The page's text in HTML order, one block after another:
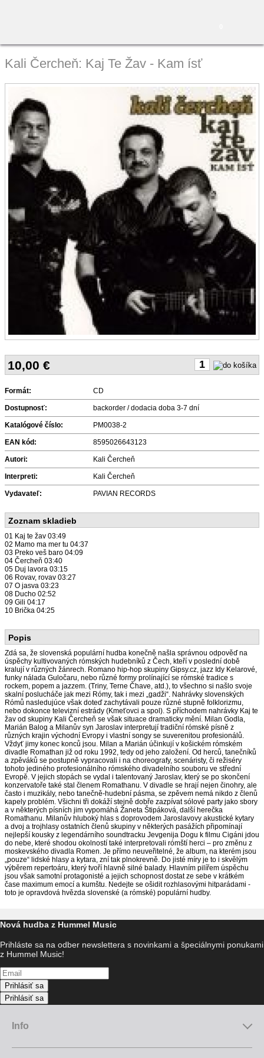
Kali Čercheň: Kaj Te Žav - Kam ísť
10,00 €
Formát: CD
Dostupnosť: backorder / dodacia doba 3-7 dní
Katalógové číslo: PM0038-2
EAN kód: 8595026643123
Autori: Kali Čercheň
Interpreti: Kali Čercheň
Vydavateľ: PAVIAN RECORDS
Zoznam skladieb
01 Kaj te žav 03:49
02 Mamo ma mer tu 04:37
03 Preko veš baro 04:09
04 Čercheň 03:40
05 Duj lavora 03:15
06 Rovav, rovav 03:27
07 O jasva 03:23
08 Ducho 02:52
09 Gili 04:17
10 Brička 04:25
Popis
Zdá sa, že slovenská populární hudba konečně našla správnou odpověď na
úspěchy kultivovaných rómských hudebníků z Čech, kteří v poslední době
kralují v různých žánrech. Romano hip-hop skupiny Gipsy.cz, jazz Idy Kelarové,
funky nálada Guločaru, nebo různé formy prolínající se rómské tradice s
rockem, popem a jazzem. (Triny, Terne Čhave, atd.), to všechno si našlo svoje
skalní poslucháče jak mezi Rómy, tak i mezi „gadži“. Nahrávky slovenských
Rómů nasledujúce však doteď zachytávali pouze různé stupně folklorizmu,
nebo dokonce televizní estrády (Kmeťovci a spol). S příchodem nahrávky Kaj te
žav od skupiny Kali Čercheň se však situace dramaticky mění. Milan Godla,
Marián Balog a Milanův syn Jaroslav interpretují tradiční rómské písně z
různých krajin východní Evropy i vlastní songy se suverenitou profesionálů.
Vždyť jimy konec konců jsou. Milan a Marián účinkují v košickém rómském
divadle Romathan již od roku 1992, tedy od jeho založení. Od herců, tanečníků
a zpěváků se postupně vypracovali i na choreografy, scenáristy, či režiséry
tohoto jediného profesionálního rómského divadelního souboru ve střední
Evropě. V jejich stopách se vydal i talentovaný Jaroslav, který se po skončení
konzervatoře také stal členem Romathanu. V divadle se hrají nejen činohry, ale
často i muzikály, nebo tanečně-hudební pásma, se zpěvem nemá nikdo z členů
kapely problém. Všichni tři dokáží stejně dobře zazpívat sólové party jako sbory
a v některých písních jim vypomáhá Žaneta Štipáková, další herečka
Romathanu. Milanův hluboký hlas s doprovodem Jaroslavovy akustické kytary
a dvoj a trojhlasy ostatních členů skupiny v některých pasážích připomínají
nejlepší kousky z legendárního soundtracku Jevgenija Dogu k filmu Cigáni jdou
do nebe, které shodou okolností také interpretovali rómští herci – pro změnu z
moskevského divadla Romen. Je přímo neuveřitelné, že album, na kterém jsou
„pouze“ lidské hlasy a kytara, zní tak plnokrevně. Do jisté míry je to i skvělým
výběrem repertoáru, který tvoří hlavně silné balady. Hlavním pilířem úspěchu
jsou však samotní protagonisté a jejich schopnost dostat ze sebe v krátkém
čase maximum emocí a kumštu. Nedejte se ošidit rozhlasovými hitparádami -
toto je opravdová hvězda slovenské (a rómské) populární hudby.
Nová hudba z Hummel Music
Prihláste sa na odber newslettera s novinkami a špeciálnymi ponukami
z Hummel Music!
Prihlásiť sa
Prihlásiť sa
Info